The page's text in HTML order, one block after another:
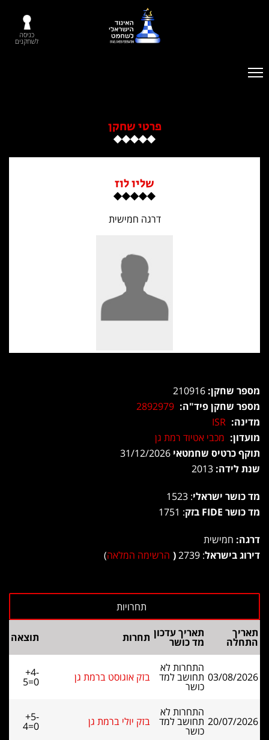
כניסה
לשחקנים
פרטי שחקן
שליו לוז
דרגה חמישית
מספר שחקן:
מספר שחקן פיד"ה: 2892979
מדינה: ISR
מועדון: מכבי אטיוד רמת גן
תוקף כרטיס שחמטאי
שנת לידה:
מד כושר ישראלי: 1523
מד כושר FIDE בזק
: 1751
דרגה: חמישית
דירוג בישראל: 2739
( הרשימה המלאה)
תאריך
התחלה
תאריך עדכון
מד כושר תחרות תוצאה
03/08/2026
התחרות לא
תחושב למד
כושר
בזק אוגוסט ברמת גן +4-
5=0
20/07/2026
התחרות לא
תחושב למד
כושר
בזק יולי ברמת גן +5-
4=0